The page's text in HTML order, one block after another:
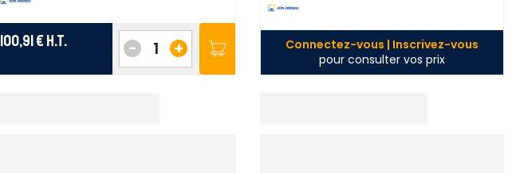
100,91 € H.T. +
-
Connectez-vous | Inscrivez-vous
pour consulter vos prix